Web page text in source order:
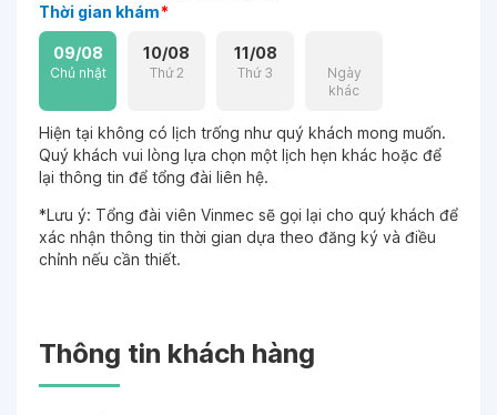
Thời gian khám*
09/08
Chủ nhật
10/08
Thứ 2
11/08
Thứ 3
Ngày
khác
Hiện tại không có lịch trống như quý khách mong muốn.
Quý khách vui lòng lựa chọn một lịch hẹn khác hoặc để
lại thông tin để tổng đài liên hệ.
*Lưu ý: Tổng đài viên Vinmec sẽ gọi lại cho quý khách để
xác nhận thông tin thời gian dựa theo đăng ký và điều
chỉnh nếu cần thiết.
Thông tin khách hàng